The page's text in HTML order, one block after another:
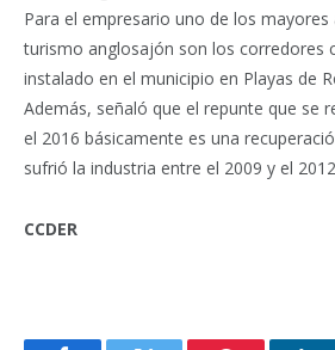
Para el empresario uno de los
turismo anglosajón son los corredores
instalado en el municipio en Playas de
Además, señaló que el repunte que se
el 2016 básicamente es una
sufrió la industria entre el 2009 y el
CCDER